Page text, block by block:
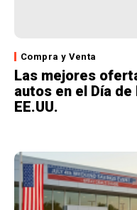
Compra y Venta
Las mejores
autos en el Día
EE.UU.